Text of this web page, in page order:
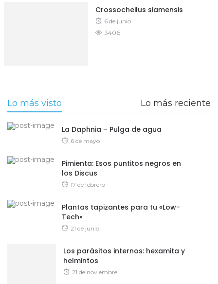
Crossocheilus siamensis
Posted
on
6 de junio
3406
Lo más visto Lo más reciente
La Daphnia – Pulga de agua
Posted
6 de mayo
Pimienta: Esos puntitos negros en
los Discus
Posted
17 de febrero
Plantas tapizantes para tu «Low-
Tech»
Posted
21 de junio
Los parásitos internos: hexamita y
helmintos
Posted
21 de noviembre